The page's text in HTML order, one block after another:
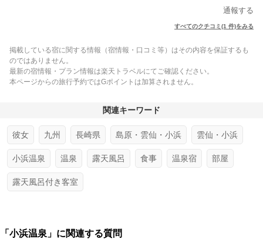
通報する
すべてのクチコミ(1 件)をみる
掲載している宿に関する情報（宿情報・口コミ等）はその内容を保証するも
のではありません。
最新の宿情報・プラン情報は楽天トラベルにてご確認ください。
本ページからの旅行予約ではGポイントは加算されません。
関連キーワード
彼女 九州 長崎県 島原・雲仙・小浜 雲仙・小浜
小浜温泉 温泉 露天風呂 食事 温泉宿 部屋
露天風呂付き客室
「小浜温泉」に関連する質問